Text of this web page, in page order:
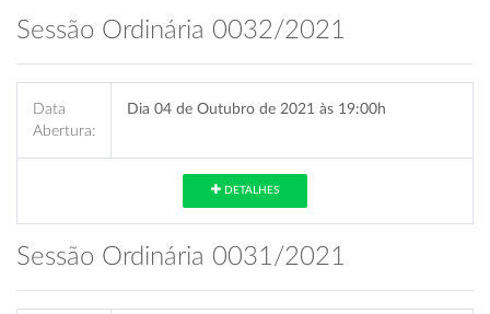
Sessão Ordinária 0032/2021
Data
Abertura:
Dia 04 de Outubro de 2021 às 19:00h
DETALHES
Sessão Ordinária 0031/2021